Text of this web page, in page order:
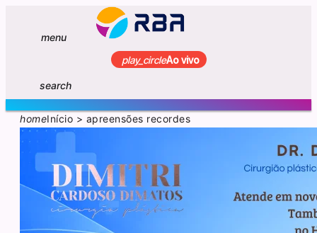
menu
play_circleAo vivo
search
homeInício > apreensões recordes